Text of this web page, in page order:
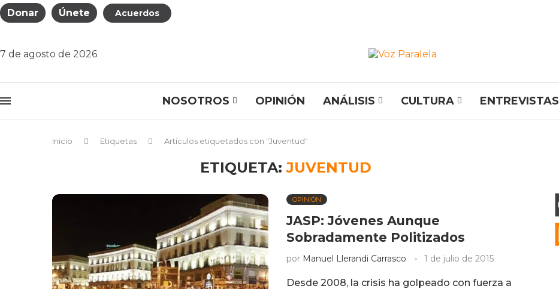
Donar Únete Acuerdos
7 de agosto de 2026
NOSOTROS OPINIÓN ANÁLISIS CULTURA ENTREVISTAS
Inicio Etiquetas Artículos etiquetados con "Juventud"
ETIQUETA:JUVENTUD
OPINIÓN
JASP: Jóvenes Aunque
Sobradamente Politizados
por Manuel Llerandi Carrasco 1 de julio de 2015
Desde 2008, la crisis ha golpeado con fuerza a